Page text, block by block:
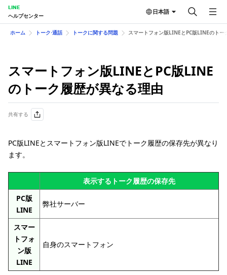
LINE
ヘルプセンター
日本語
ホーム トーク⋅通話 トークに関する問題 スマートフォン版LINEとPC版LINEのトー
スマートフォン版LINEとPC版LINE
のトーク履歴が異なる理由
共有する
PC版LINEとスマートフォン版LINEでトーク履歴の保存先が異なり
ます。
表示するトーク履歴の保存先
PC版
LINE
弊社サーバー
スマー
トフォ
ン版
LINE
自身のスマートフォン